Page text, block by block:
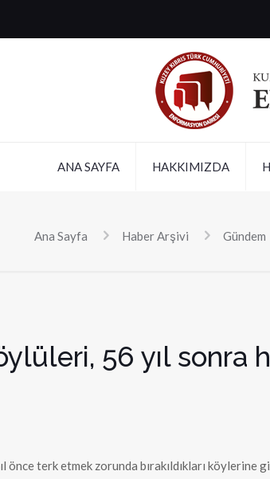
ANA SAYFA HAKKIMIZDA
Ana Sayfa Haber Arşivi Gündem
56 yıl sonra
önce terk etmek zorunda bırakıldıkları